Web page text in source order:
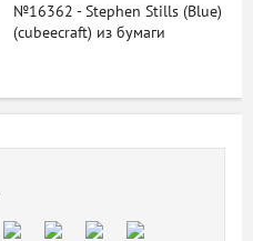
№16362 - Stephen Stills (Blue)
(cubeecraft) из бумаги